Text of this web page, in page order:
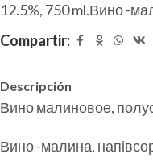
12.5%, 750 ml.Вино -
Compartir:
Descripción
Вино малиновое,
Вино -малина,